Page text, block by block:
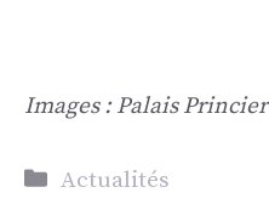
Images : Palais Princier
Catégories
Actualités